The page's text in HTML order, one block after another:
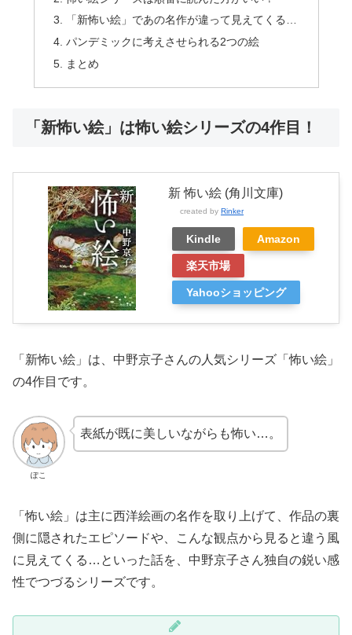
「新怖い絵」であの名作が違って見えてくる…
パンデミックに考えさせられる2つの絵
まとめ
「新怖い絵」は怖い絵シリーズの4作目！
新 怖い絵 (角川文庫)
created by Rinker
Kindle Amazon
楽天市場
Yahooショッピング
「新怖い絵」は、中野京子さんの人気シリーズ「怖い絵」
の4作目です。
ぽこ
表紙が既に美しいながらも怖い…。
「怖い絵」は主に西洋絵画の名作を取り上げて、作品の裏
側に隠されたエピソードや、こんな観点から見ると違う風
に見えてくる…といった話を、中野京子さん独自の鋭い感
性でつづるシリーズです。